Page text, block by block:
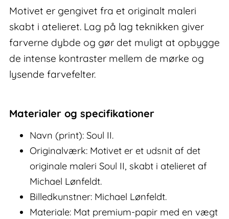
Motivet er gengivet fra et originalt maleri
skabt i atelieret. Lag på lag teknikken giver
farverne dybde og gør det muligt at opbygge
de intense kontraster mellem de mørke og
lysende farvefelter.
Materialer og specifikationer
Navn (print): Soul II.
Originalværk: Motivet er et udsnit af det
originale maleri Soul II, skabt i atelieret af
Michael Lønfeldt.
Billedkunstner: Michael Lønfeldt.
Materiale: Mat premium-papir med en vægt